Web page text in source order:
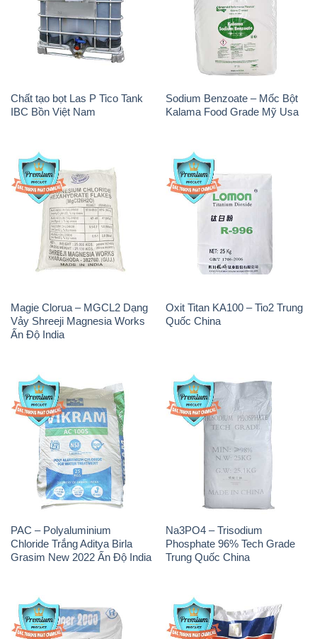
Chất tạo bọt Las P Tico Tank
IBC Bồn Việt Nam
Sodium Benzoate – Mốc Bột
Kalama Food Grade Mỹ Usa
Magie Clorua – MGCL2 Dạng
Vảy Shreeji Magnesia Works
Ấn Độ India
Oxit Titan KA100 – Tio2 Trung
PAC – Polyaluminium
Chloride Trắng Aditya Birla
Grasim New 2022 Ấn Độ India
Phosphate 96% Tech Grade
Trung Quốc China